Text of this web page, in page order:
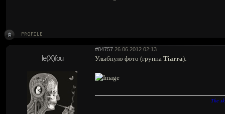
#84757 26.06.2012 02:13
le(X)fou Улыбнуло фото (группа Tiarra):
The